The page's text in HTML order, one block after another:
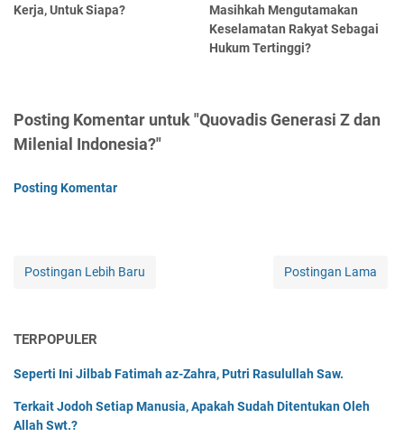
Kerja, Untuk Siapa?
Masihkah Mengutamakan
Keselamatan Rakyat Sebagai
Hukum Tertinggi?
Posting Komentar untuk "Quovadis Generasi Z dan
Milenial Indonesia?"
Posting Komentar
Postingan Lebih Baru Postingan Lama
TERPOPULER
Seperti Ini Jilbab Fatimah az-Zahra, Putri Rasulullah Saw.
Terkait Jodoh Setiap Manusia, Apakah Sudah Ditentukan Oleh
Allah Swt.?